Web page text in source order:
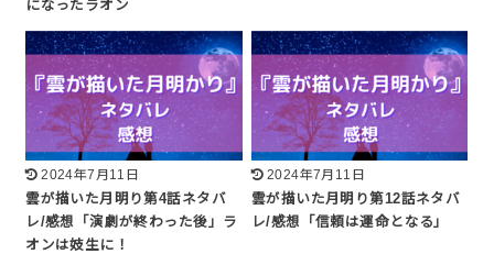
になったラオン
2024年7月11日
雲が描いた月明り第4話ネタバ
レ/感想「演劇が終わった後」ラ
オンは妓生に！
2024年7月11日
雲が描いた月明り第12話ネタバ
レ/感想「信頼は運命となる」